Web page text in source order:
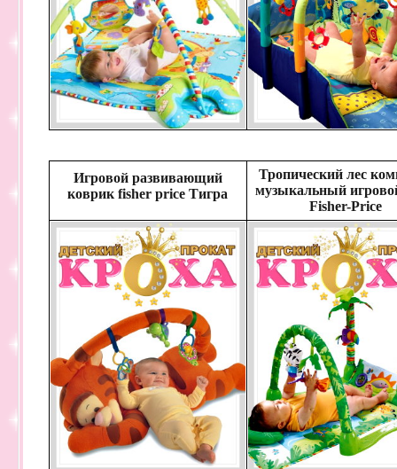
Игровой развивающий
коврик fisher price Тигра
Тропический лес
музыкальный
Fisher-Price